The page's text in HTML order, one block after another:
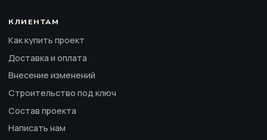
КЛИЕНТАМ
Как купить проект
Доставка и оплата
Внесение изменений
Строительство под ключ
Состав проекта
Написать нам